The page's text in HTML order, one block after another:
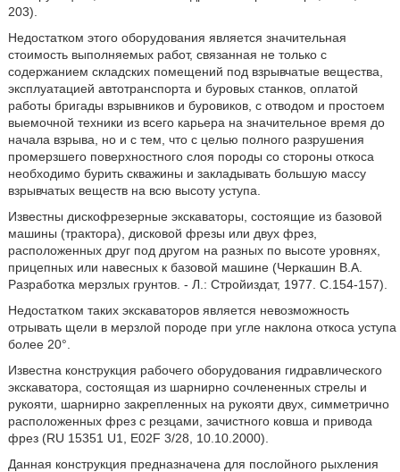
203).
Недостатком этого оборудования является значительная
стоимость выполняемых работ, связанная не только с
содержанием складских помещений под взрывчатые вещества,
эксплуатацией автотранспорта и буровых станков, оплатой
работы бригады взрывников и буровиков, с отводом и простоем
выемочной техники из всего карьера на значительное время до
начала взрыва, но и с тем, что с целью полного разрушения
промерзшего поверхностного слоя породы со стороны откоса
необходимо бурить скважины и закладывать большую массу
взрывчатых веществ на всю высоту уступа.
Известны дискофрезерные экскаваторы, состоящие из базовой
машины (трактора), дисковой фрезы или двух фрез,
расположенных друг под другом на разных по высоте уровнях,
прицепных или навесных к базовой машине (Черкашин В.А.
Разработка мерзлых грунтов. - Л.: Стройиздат, 1977. С.154-157).
Недостатком таких экскаваторов является невозможность
отрывать щели в мерзлой породе при угле наклона откоса уступа
более 20°.
Известна конструкция рабочего оборудования гидравлического
экскаватора, состоящая из шарнирно сочлененных стрелы и
рукояти, шарнирно закрепленных на рукояти двух, симметрично
расположенных фрез с резцами, зачистного ковша и привода
фрез (RU 15351 U1, Е02F 3/28, 10.10.2000).
Данная конструкция предназначена для послойного рыхления